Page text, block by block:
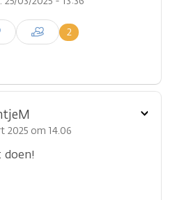
2
reactie te
2025 om 14.06
doen!
Toon